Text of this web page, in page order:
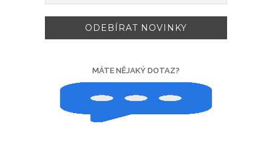
MÁTE NĚJAKÝ DOTAZ?